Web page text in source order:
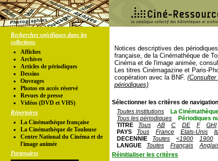
Recherches spécifiques dans les
collections
Affiches
Archives
Articles de périodiques
Dessins
Ouvrages
Photos en accés réservé
Revues de presse
Vidéos (DVD et VHS)
Répertoires
La Cinémathèque française
La Cinémathèque de Toulouse
Centre National du Cinéma et de
l'image animée
Partenaires
Notices descriptives des
française, de la Cinémathèque de
Cinéma et de l'image animée,
Les titres Cinémagazine et Paris-
coopération avec la BNF.
périodiques)
Sélectionner les critères de
Toutes institutions
La
Tous les périodiques
Périodiques
TITRE
Tous AB C DE F
GHI
PAYS
Tous France Etats-Unis
DECENNIE
Toutes <1900
1900
LANGUE
Toutes Français
Réinitialiser les critères